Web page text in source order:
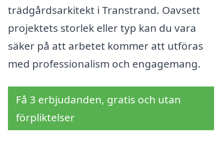
trädgårdsarkitekt i Transtrand. Oavsett
projektets storlek eller typ kan du vara
säker på att arbetet kommer att utföras
med professionalism och engagemang.
Få 3 erbjudanden, gratis och utan
förpliktelser